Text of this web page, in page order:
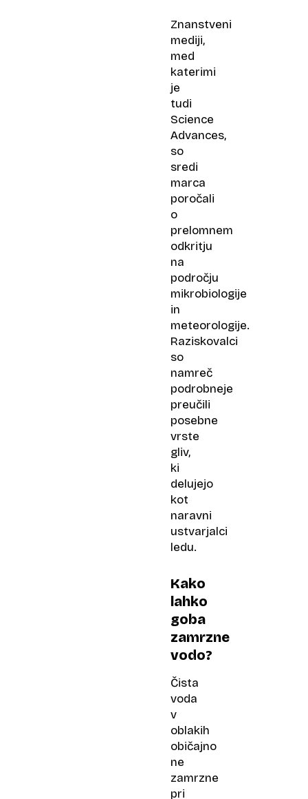
Znanstveni
mediji,
med
katerimi
je
tudi
Science
Advances,
so
sredi
marca
poročali
o
prelomnem
odkritju
na
področju
mikrobiologije
in
meteorologije.
Raziskovalci
so
namreč
podrobneje
preučili
posebne
vrste
gliv,
ki
delujejo
kot
naravni
ustvarjalci
ledu.
Kako
lahko
goba
zamrzne
vodo?
Čista
voda
v
oblakih
običajno
ne
zamrzne
pri